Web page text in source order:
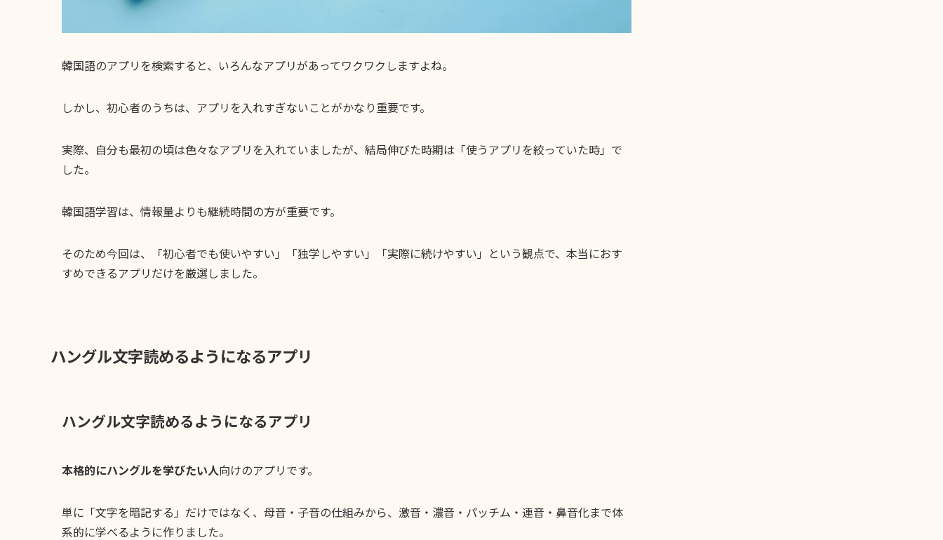
韓国語のアプリを検索すると、いろんなアプリがあってワクワクしますよね。
しかし、初心者のうちは、アプリを入れすぎないことがかなり重要です。
実際、自分も最初の頃は色々なアプリを入れていましたが、結局伸びた時期は「使うアプリを絞っていた時」で
した。
韓国語学習は、情報量よりも継続時間の方が重要です。
そのため今回は、「初心者でも使いやすい」「独学しやすい」「実際に続けやすい」という観点で、本当におす
すめできるアプリだけを厳選しました。
ハングル文字読めるようになるアプリ
ハングル文字読めるようになるアプリ
本格的にハングルを学びたい人向けのアプリです。
単に「文字を暗記する」だけではなく、母音・子音の仕組みから、激音・濃音・パッチム・連音・鼻音化まで体
系的に学べるように作りました。